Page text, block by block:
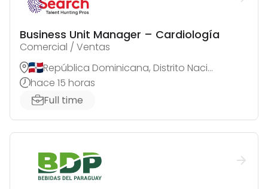
Business Unit Manager – Cardiología
Comercial / Ventas
República Dominicana, Distrito Nacional
hace 15 horas
Full time